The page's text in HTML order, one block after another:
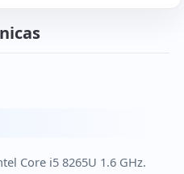
Core i5 8265U 1.6 GHz.